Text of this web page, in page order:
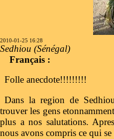
2010-01-25 16:28
Sedhiou (Sénégal)
Français :
Folle anecdote!!!!!!!!!
Dans la region de
trouver les gens
plus a nos salutations.
nous avons compris ce qui se